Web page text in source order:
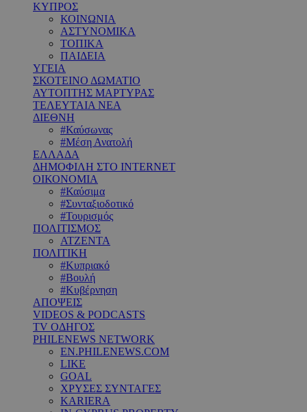
ΚΥΠΡΟΣ
ΚΟΙΝΩΝΙΑ
ΑΣΤΥΝΟΜΙΚΑ
ΤΟΠΙΚΑ
ΠΑΙΔΕΙΑ
ΥΓΕΙΑ
ΣΚΟΤΕΙΝΟ ΔΩΜΑΤΙΟ
ΑΥΤΟΠΤΗΣ ΜΑΡΤΥΡΑΣ
ΤΕΛΕΥΤΑΙΑ ΝΕΑ
ΔΙΕΘΝΗ
#Καύσωνας
#Μέση Ανατολή
ΕΛΛΑΔΑ
ΔΗΜΟΦΙΛΗ ΣΤΟ INTERNET
ΟΙΚΟΝΟΜΙΑ
#Καύσιμα
#Συνταξιοδοτικό
#Τουρισμός
ΠΟΛΙΤΙΣΜΟΣ
ΑΤΖΕΝΤΑ
ΠΟΛΙΤΙΚΗ
#Κυπριακό
#Βουλή
#Κυβέρνηση
ΑΠΟΨΕΙΣ
VIDEOS & PODCASTS
TV ΟΔΗΓΟΣ
PHILENEWS NETWORK
EN.PHILENEWS.COM
LIKE
GOAL
ΧΡΥΣΕΣ ΣΥΝΤΑΓΕΣ
KARIERA